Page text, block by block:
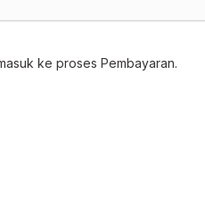
ke proses Pembayaran.